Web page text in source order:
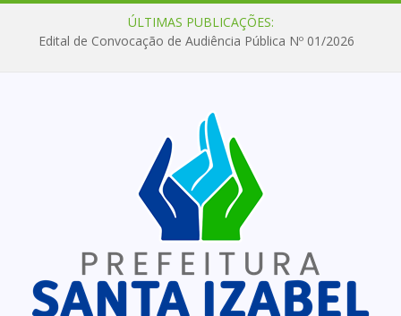
ÚLTIMAS PUBLICAÇÕES:
Edital de Convocação de Audiência Pública Nº 01/2026